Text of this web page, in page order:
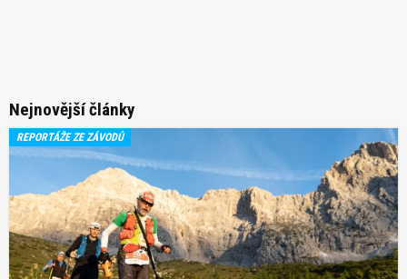
Nejnovější články
REPORTÁŽE ZE ZÁVODŮ